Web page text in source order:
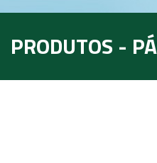
PRODUTOS -